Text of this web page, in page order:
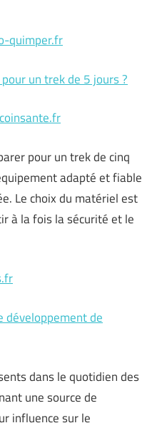
quimper.fr
un trek de 5 jours ?
pour un trek de cinq
adapté et fiable
Le choix du matériel est
à la fois la sécurité et le
développement de
dans le quotidien des
une source de
influence sur le